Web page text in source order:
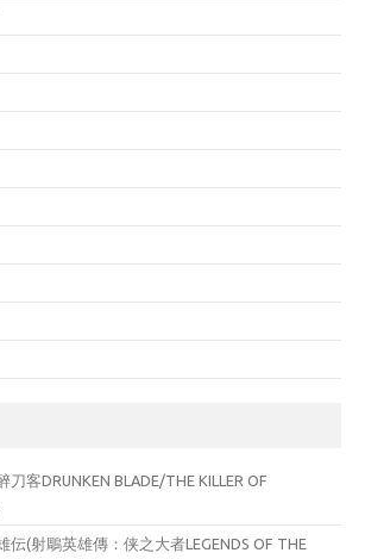
刀客DRUNKEN BLADE/THE KILLER OF
伝(射鵰英雄傳：侠之大者LEGENDS OF THE